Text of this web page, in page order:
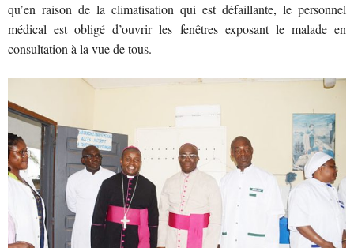
qu’en raison de la climatisation qui est défaillante, le personnel
médical est obligé d’ouvrir les fenêtres exposant le malade en
consultation à la vue de tous.